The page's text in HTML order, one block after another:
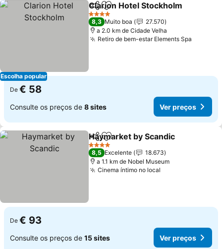
Escolha popular
PartilharAdicionar aos favoritos
Clarion Hotel Stockholm
4 Estrelas
8,3 Muito boa
27.570
a 2.0 km de Cidade Velha
Retiro de bem-estar Elements Spa
De € 58
Consulte os preços de 8 sites Ver preços
PartilharAdicionar aos favoritos
Haymarket by Scandic
4 Estrelas
8,5 Excelente
18.673
a 1.1 km de Nobel Museum
Cinema íntimo no local
De € 93
Consulte os preços de 15 sites Ver preços